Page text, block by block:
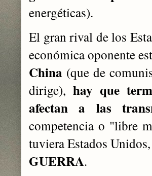
energéticas).
El gran rival de los
económica oponente
China (que de
dirige), hay que
afectan a las
competencia o "libre
tuviera Estados
GUERRA.